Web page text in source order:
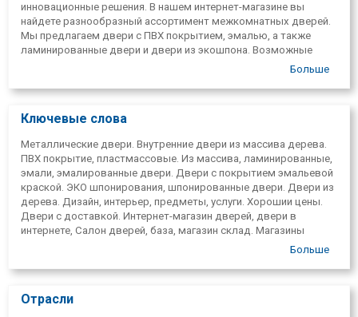
инновационные решения. В нашем интернет-магазине вы
найдете разнообразный ассортимент межкомнатных дверей.
Мы предлагаем двери с ПВХ покрытием, эмалью, а также
ламинированные двери и двери из экошпона. Возможные
модели интерьера от элегантной классики до авангарда. В
раздвижные двери, а также двери нестандартных размеров.
подобрать наиболее подходящую дверь под ваши пожелания,
Больше
Ключевые слова
Металлические двери. Внутренние двери из массива дерева.
ПВХ покрытие, пластмассовые. Из массива, ламинированные,
эмали, эмалированные двери. Двери с покрытием эмальевой
краской. ЭКО шпонирования, шпонированные двери. Двери из
дерева. Дизайн, интерьер, предметы, услуги. Хорошии цены.
Двери с доставкой. Интернет-магазин дверей, двери в
интернете, Салон дверей, база, магазин склад. Магазины
дверей в Риге. Дверная фурнитура, ручки, петли, замки, ключи,
Металлические двери, железные двери, металлические
двери Рига, двери Латвия, home4us, интерьер, дверь Стабу,
Больше
Отрасли